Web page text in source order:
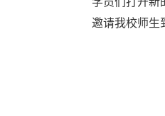
邀请我校师生